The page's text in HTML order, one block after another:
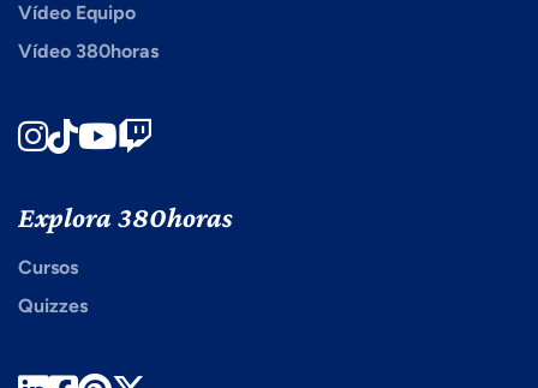
Vídeo Equipo
Vídeo 380horas
Instagram
TikTokYoutube
Explora 380horas
Cursos
Quizzes